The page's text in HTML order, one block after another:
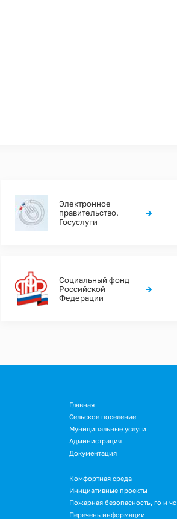
Электронное
правительство.
Госуслуги
→
Социальный фонд
Российской
Федерации
→
Подвал
Главная
Сельское поселение
Муниципальные услуги
Администрация
Документация
Подвал.
Дополнительное
меню
Комфортная среда
Инициативные проекты
Пожарная безопасность, го и чс
Перечень информации